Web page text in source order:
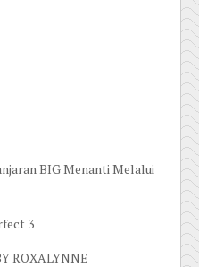
BIG Menanti Melalui
3
ROXALYNNE